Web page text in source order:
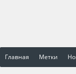
Главная Метки